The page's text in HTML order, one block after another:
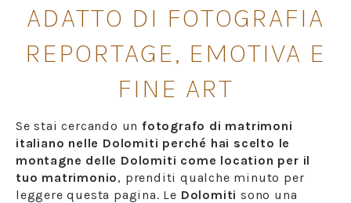
ADATTO DI FOTOGRAFIA
REPORTAGE, EMOTIVA E
FINE ART
Se stai cercando un fotografo di matrimoni
italiano nelle Dolomiti perché hai scelto le
montagne delle Dolomiti come location per il
tuo matrimonio, prenditi qualche minuto per
leggere questa pagina. Le Dolomiti sono una